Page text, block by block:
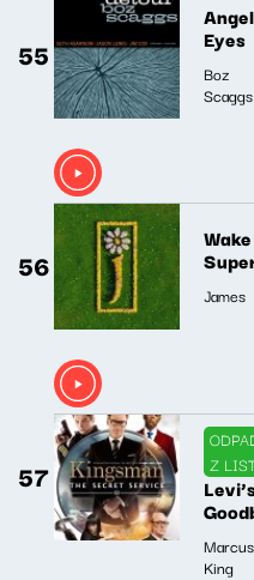
55
Angel
Eyes
Boz
Scaggs
56
James
57
Z
Marcus
King